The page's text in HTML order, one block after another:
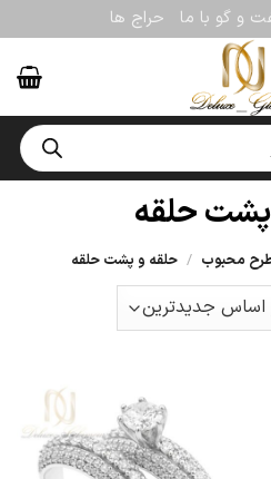
و گو با ما حراج ها
حلقه
محبوب / حلقه و پشت حلقه